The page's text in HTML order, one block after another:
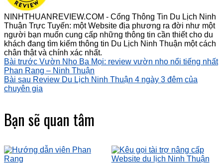
NINHTHUANREVIEW.COM - Cổng Thông Tin Du Lịch Ninh
Thuận Trực Tuyến: một Website địa phương ra đời như một
người bạn muốn cung cấp những thông tin cần thiết cho du
khách đang tìm kiếm thông tin Du Lịch Ninh Thuận một cách
chân thật và chính xác nhất.
Bài trước Vườn Nho Ba Mọi: review vườn nho nổi tiếng nhất
Phan Rang – Ninh Thuận
Bài sau Review Du Lịch Ninh Thuận 4 ngày 3 đêm của
chuyên gia
Bạn sẽ quan tâm